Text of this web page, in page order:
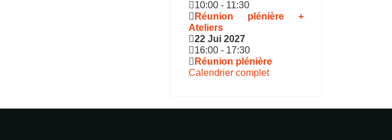
10:00 - 11:30
Réunion plénière +
Ateliers
22 Jui 2027
16:00 - 17:30
Réunion plénière
Calendrier complet